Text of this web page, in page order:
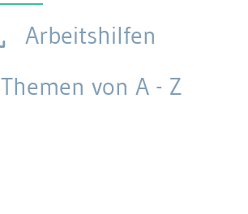
Arbeitshilfen
Themen von A - Z